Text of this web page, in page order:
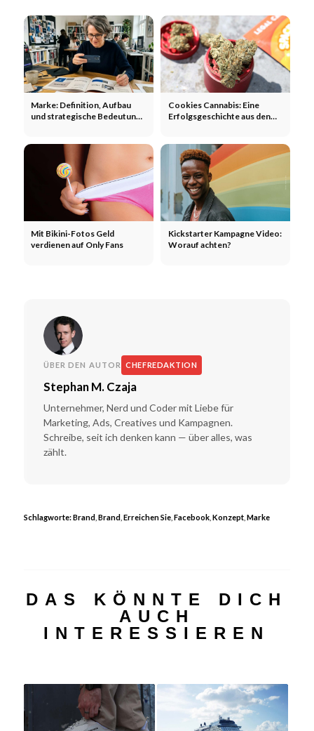
Marke: Definition, Aufbau
und strategische Bedeutung
Cookies Cannabis: Eine
Erfolgsgeschichte aus den
Mit Bikini-Fotos Geld
verdienen auf Only Fans
Kickstarter Kampagne Video:
Worauf achten?
ÜBER DEN AUTOR CHEFREDAKTION
Stephan M. Czaja
Unternehmer, Nerd und Coder mit Liebe für
Marketing, Ads, Creatives und Kampagnen.
Schreibe, seit ich denken kann — über alles, was
zählt.
Schlagworte:Brand, Brand, Erreichen Sie, Facebook, Konzept, Marke
DAS KÖNNTE DICH
AUCH
INTERESSIEREN